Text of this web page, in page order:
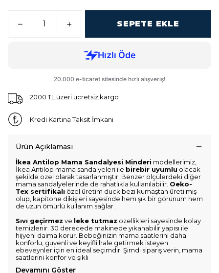
SEPETE EKLE
2000 TL üzeri ücretsiz kargo
Kredi Kartına Taksit İmkanı
Ürün Açıklaması
İkea Antilop Mama Sandalyesi Minderi modellerimiz,
İkea Antilop mama sandalyeleri ile birebir uyumlu olacak
şekilde özel olarak tasarlanmıştır. Benzer ölçülerdeki diğer
mama sandalyelerinde de rahatlıkla kullanılabilir. Oeko-
Tex sertifikalı özel üretim duck bezi kumaştan üretilmiş
olup, kapitone dikişleri sayesinde hem şık bir görünüm hem
de uzun ömürlü kullanım sağlar.
Sıvı geçirmez ve leke tutmaz özellikleri sayesinde kolay
temizlenir. 30 derecede makinede yıkanabilir yapısı ile
hijyeni daima korur. Bebeğinizin mama saatlerini daha
konforlu, güvenli ve keyifli hale getirmek isteyen
ebeveynler için en ideal seçimdir. Şimdi sipariş verin, mama
saatlerini konfor ve şıklı
Devamını Göster